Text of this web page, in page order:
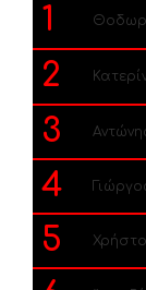
1
2
3
4
5